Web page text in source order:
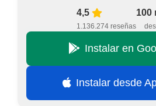
4,5
1.136.274 reseñas
100
Instalar en
Instalar desde